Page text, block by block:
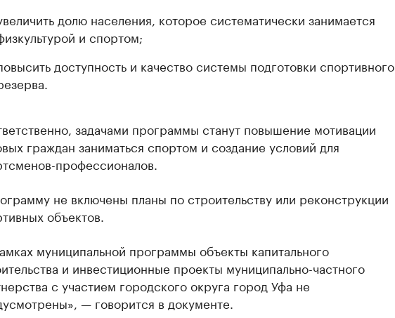
долю населения, которое систематически занимается
и спортом;
доступность и качество системы подготовки спортивного
задачами программы станут повышение мотивации
граждан заниматься спортом и создание условий для
профессионалов.
не включены планы по строительству или реконструкции
объектов.
муниципальной программы объекты капитального
и инвестиционные проекты муниципально-частного
с участием городского округа город Уфа не
— говорится в документе.